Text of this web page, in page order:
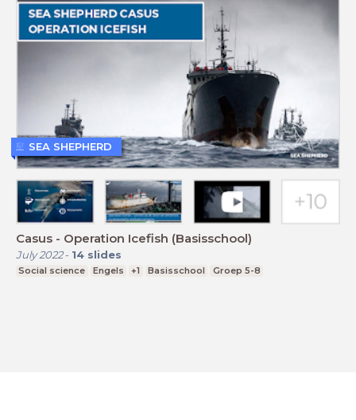
Casus - Operation Icefish (Basisschool)
July 2022- 14 slides
Social science Engels +1 Basisschool Groep 5-8
SEA SHEPHERD